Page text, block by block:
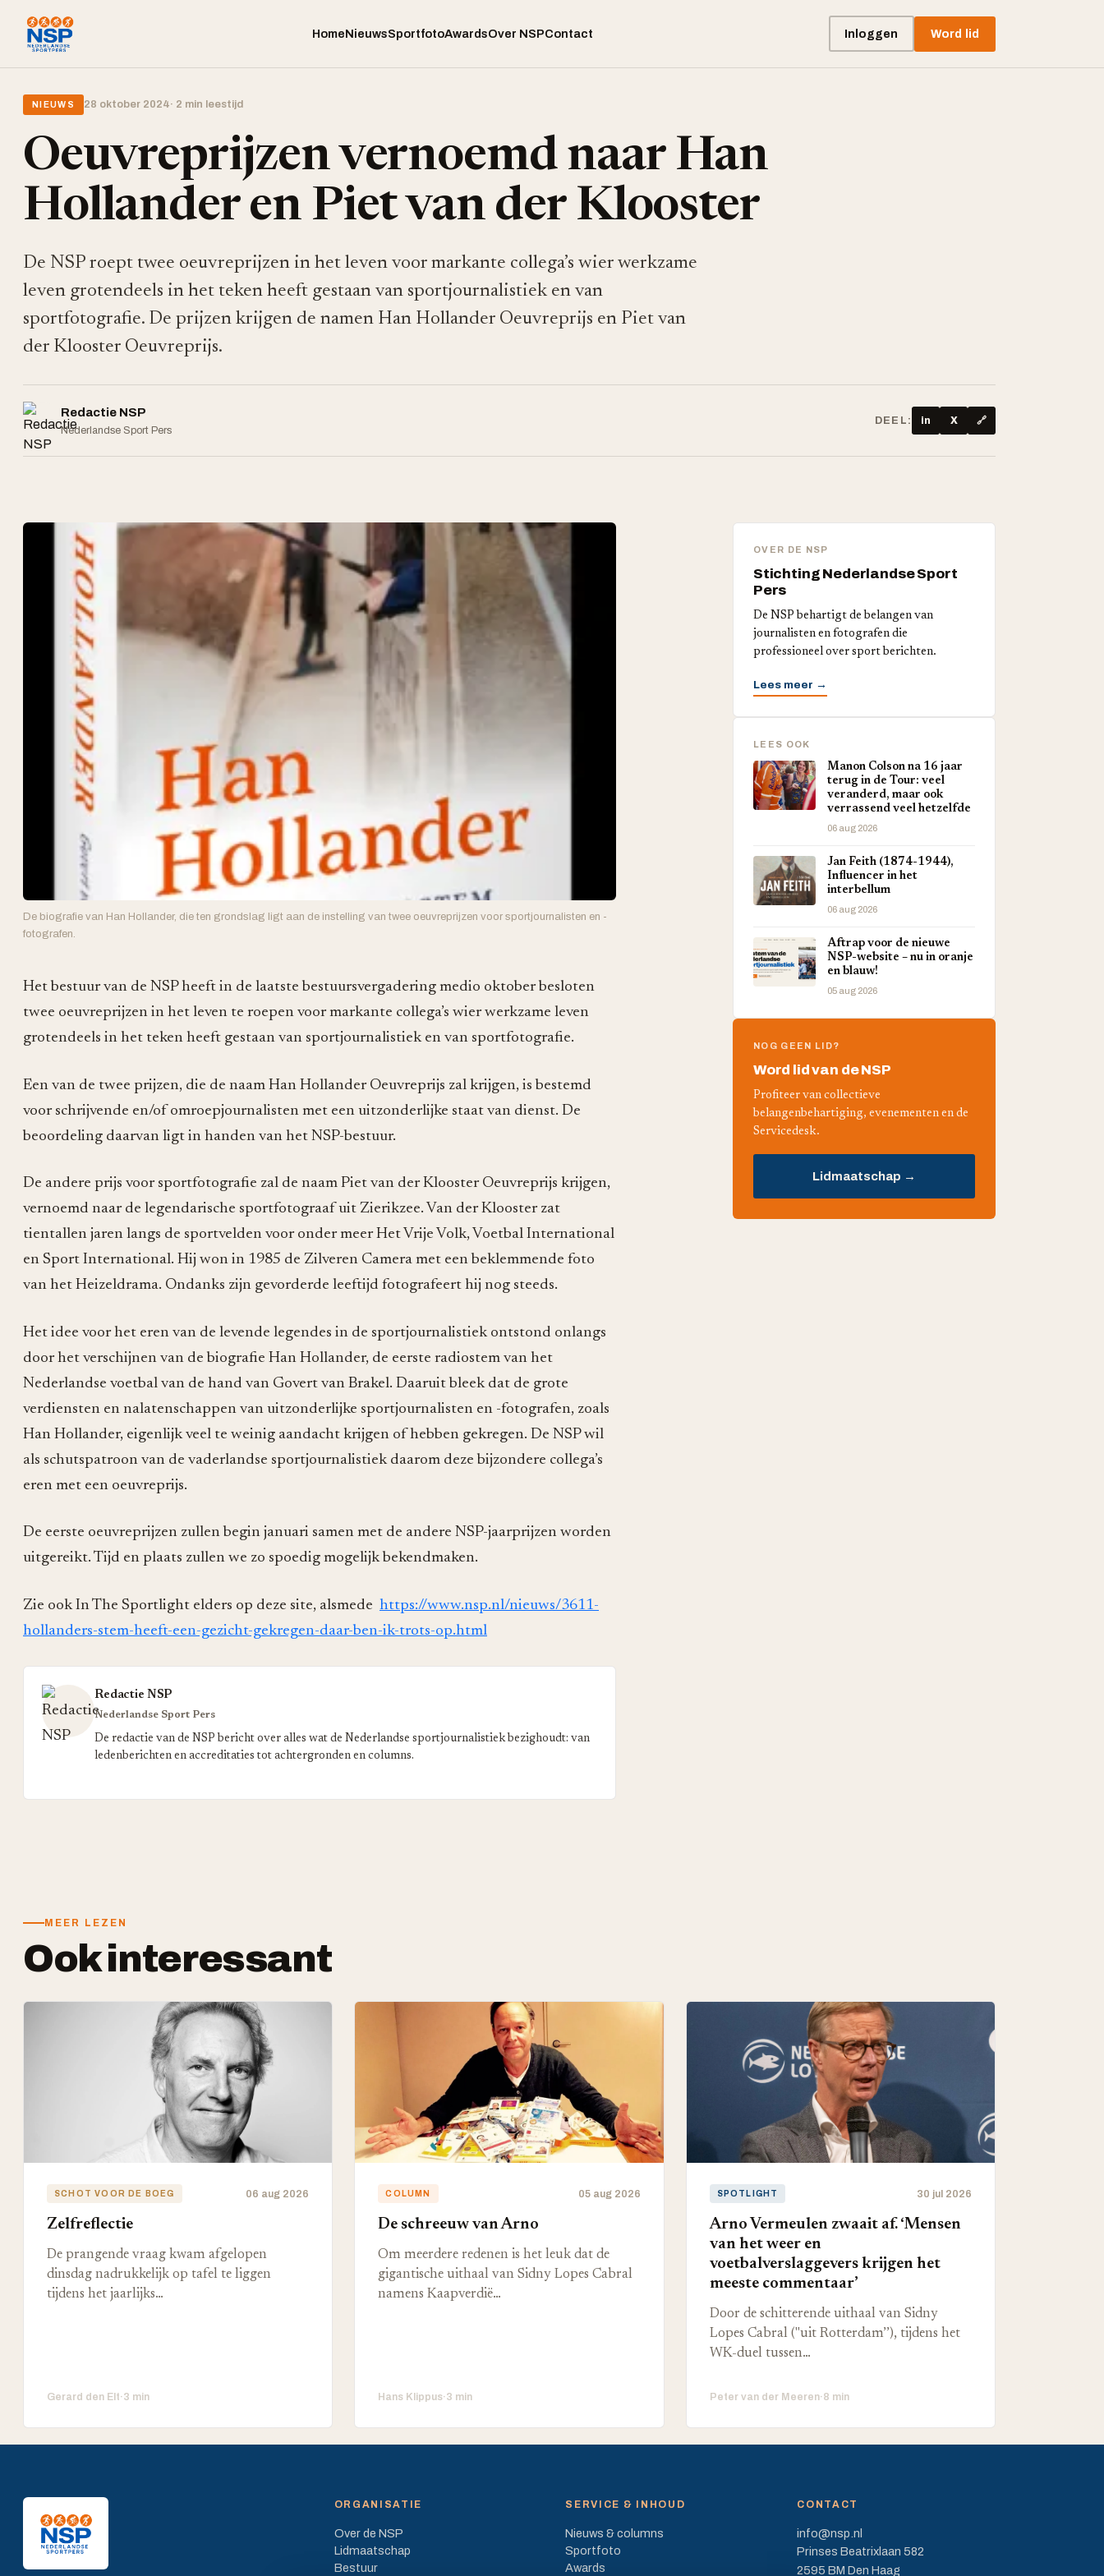
HomeNieuwsSportfotoAwardsOver NSPContact Inloggen Word lid
NIEUWS 28 oktober 2024· 2 min leestijd
Oeuvreprijzen vernoemd naar Han
Hollander en Piet van der Klooster
De NSP roept twee oeuvreprijzen in het leven voor markante collega’s wier werkzame
leven grotendeels in het teken heeft gestaan van sportjournalistiek en van
sportfotografie. De prijzen krijgen de namen Han Hollander Oeuvreprijs en Piet van
der Klooster Oeuvreprijs.
Redactie NSP
Nederlandse Sport Pers
DEEL: in X 🔗
De biografie van Han Hollander, die ten grondslag ligt aan de instelling van twee oeuvreprijzen voor sportjournalisten en -
fotografen.
Het bestuur van de NSP heeft in de laatste bestuursvergadering medio oktober besloten
twee oeuvreprijzen in het leven te roepen voor markante collega’s wier werkzame leven
grotendeels in het teken heeft gestaan van sportjournalistiek en van sportfotografie.
Een van de twee prijzen, die de naam Han Hollander Oeuvreprijs zal krijgen, is bestemd
voor schrijvende en/of omroepjournalisten met een uitzonderlijke staat van dienst. De
beoordeling daarvan ligt in handen van het NSP-bestuur.
De andere prijs voor sportfotografie zal de naam Piet van der Klooster Oeuvreprijs krijgen,
vernoemd naar de legendarische sportfotograaf uit Zierikzee. Van der Klooster zat
tientallen jaren langs de sportvelden voor onder meer Het Vrije Volk, Voetbal International
en Sport International. Hij won in 1985 de Zilveren Camera met een beklemmende foto
van het Heizeldrama. Ondanks zijn gevorderde leeftijd fotografeert hij nog steeds.
Het idee voor het eren van de levende legendes in de sportjournalistiek ontstond onlangs
door het verschijnen van de biografie Han Hollander, de eerste radiostem van het
Nederlandse voetbal van de hand van Govert van Brakel. Daaruit bleek dat de grote
verdiensten en nalatenschappen van uitzonderlijke sportjournalisten en -fotografen, zoals
Han Hollander, eigenlijk veel te weinig aandacht krijgen of hebben gekregen. De NSP wil
als schutspatroon van de vaderlandse sportjournalistiek daarom deze bijzondere collega’s
eren met een oeuvreprijs.
De eerste oeuvreprijzen zullen begin januari samen met de andere NSP-jaarprijzen worden
uitgereikt. Tijd en plaats zullen we zo spoedig mogelijk bekendmaken.
Zie ook In The Sportlight elders op deze site, alsmede https://www.nsp.nl/nieuws/3611-
hollanders-stem-heeft-een-gezicht-gekregen-daar-ben-ik-trots-op.html
Redactie NSP
Nederlandse Sport Pers
De redactie van de NSP bericht over alles wat de Nederlandse sportjournalistiek bezighoudt: van
ledenberichten en accreditaties tot achtergronden en columns.
OVER DE NSP
Stichting Nederlandse Sport
Pers
De NSP behartigt de belangen van
journalisten en fotografen die
professioneel over sport berichten.
Lees meer →
LEES OOK
Manon Colson na 16 jaar
terug in de Tour: veel
veranderd, maar ook
verrassend veel hetzelfde
06 aug 2026
Jan Feith (1874-1944),
Influencer in het
interbellum
06 aug 2026
Aftrap voor de nieuwe
NSP-website – nu in oranje
en blauw!
05 aug 2026
NOG GEEN LID?
Word lid van de NSP
Profiteer van collectieve
belangenbehartiging, evenementen en de
Servicedesk.
Lidmaatschap →
MEER LEZEN
Ook interessant
SCHOT VOOR DE BOEG 06 aug 2026
Zelfreflectie
De prangende vraag kwam afgelopen
dinsdag nadrukkelijk op tafel te liggen
tijdens het jaarlijks…
Gerard den Elt·3 min
COLUMN 05 aug 2026
De schreeuw van Arno
Om meerdere redenen is het leuk dat de
gigantische uithaal van Sidny Lopes Cabral
namens Kaapverdië…
Hans Klippus·3 min
SPOTLIGHT 30 jul 2026
Arno Vermeulen zwaait af. ‘Mensen
van het weer en
voetbalverslaggevers krijgen het
meeste commentaar’
Door de schitterende uithaal van Sidny
Lopes Cabral ("uit Rotterdam’’), tijdens het
WK-duel tussen…
Peter van der Meeren·8 min
ORGANISATIE
Over de NSP
Lidmaatschap
Bestuur
SERVICE & INHOUD
Nieuws & columns
Sportfoto
Awards
CONTACT
info@nsp.nl
Prinses Beatrixlaan 582
2595 BM Den Haag